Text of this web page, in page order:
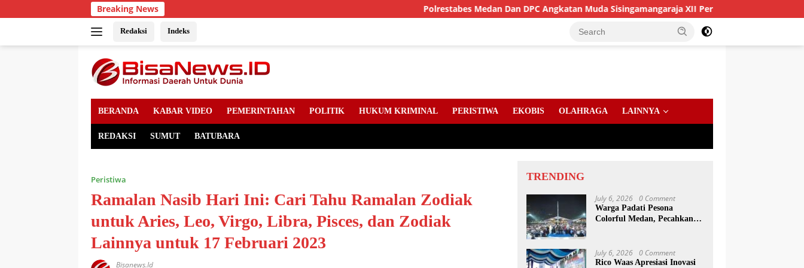
to
Breaking News Polrestabes Medan Dan DPC Angkatan Muda Sisingamangaraja XII Perkuat Sinergitas Jaga Kamtibmas
Redaksi Indeks
BERANDA KABAR VIDEO PEMERINTAHAN POLITIK HUKUM KRIMINAL PERISTIWA EKOBIS OLAHRAGA LAINNYA
REDAKSI SUMUT BATUBARA
Peristiwa
Ramalan Nasib Hari Ini: Cari Tahu Ramalan Zodiak
untuk Aries, Leo, Virgo, Libra, Pisces, dan Zodiak
Lainnya untuk 17 Februari 2023
Bisanews.id
TRENDING
July 6, 2026 0 Comment
Warga Padati Pesona
Colorful Medan, Pecahkan
July 6, 2026 0 Comment
Rico Waas Apresiasi Inovasi